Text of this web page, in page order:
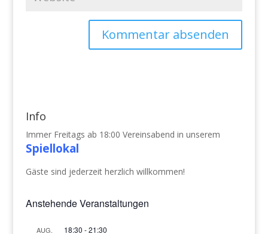
Info
Immer Freitags ab 18:00 Vereinsabend in unserem
Spiellokal
Gäste sind jederzeit herzlich willkommen!
Anstehende Veranstaltungen
AUG. 18:30 -21:30